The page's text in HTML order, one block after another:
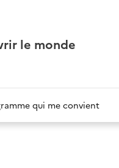
le monde
qui me convient